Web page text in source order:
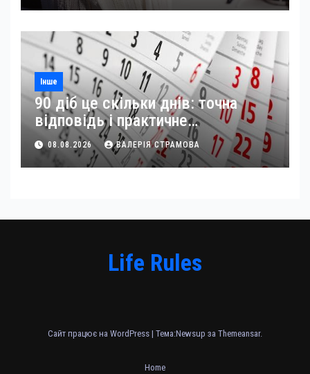
Інше
90 діб це скільки днів: точна
відповідь і практичне
застосування
08.08.2026 ВАЛЕРІЯ СТРАМОВА
Life Rules
Сайт працює на WordPress | Тема:Newsup за Themeansar.
Home